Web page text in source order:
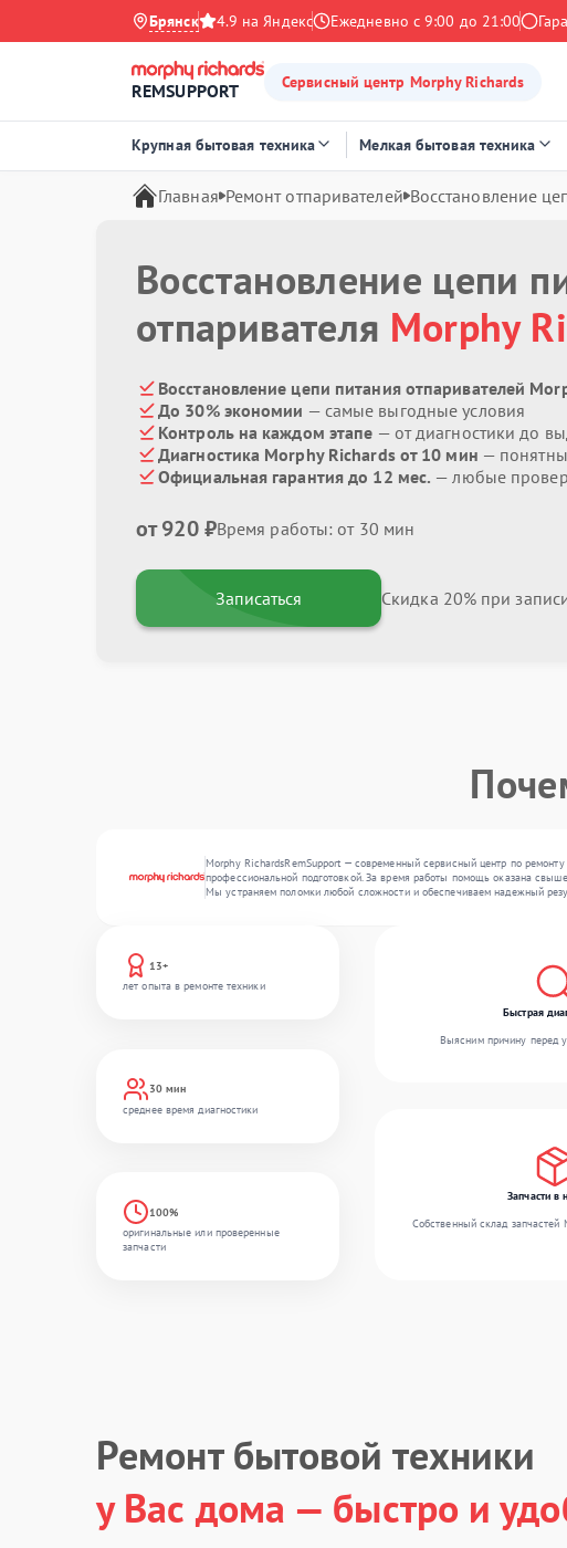
Брянск 4.9 на Яндекс Ежедневно с 9:00 до 21:00
REMSUPPORT Сервисный центр Morphy Richards
Крупная бытовая техника Мелкая бытовая техника
Главная Ремонт отпаривателей Восстановление
Восстановление цепи
отпаривателя Morphy
Восстановление цепи питания отпаривателей
До 30% экономии — самые выгодные условия
Контроль на каждом этапе — от диагностики до
Диагностика Morphy Richards от 10 мин —
Официальная гарантия до 12 мес. — любые
от 920 ₽Время работы: от 30 мин
Записаться Скидка 20% при
Morphy RichardsRemSupport — современный сервисный центр по
профессиональной подготовкой. За время работы помощь оказана
Мы устраняем поломки любой сложности и обеспечиваем надежный
13+
лет опыта в ремонте техники
30 мин
среднее время диагностики
100%
оригинальные или проверенные
запчасти
Быстрая
Выясним причину перед
Запчасти в
Собственный склад запчастей
Ремонт бытовой техники
у Вас дома — быстро и